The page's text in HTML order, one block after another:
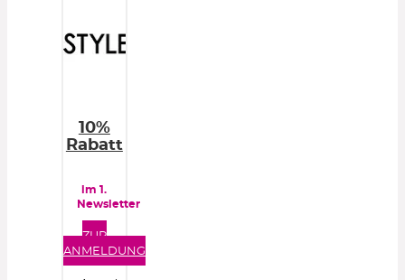
10%
Rabatt
im 1.
Newsletter
ZUR
ANMELDUNG